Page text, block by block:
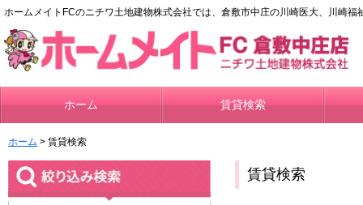
ホームメイトFCのニチワ土地建物株式会社では、倉敷市中庄の川崎医大、川崎
ホーム 賃貸検索
ホーム > 賃貸検索
賃貸検索